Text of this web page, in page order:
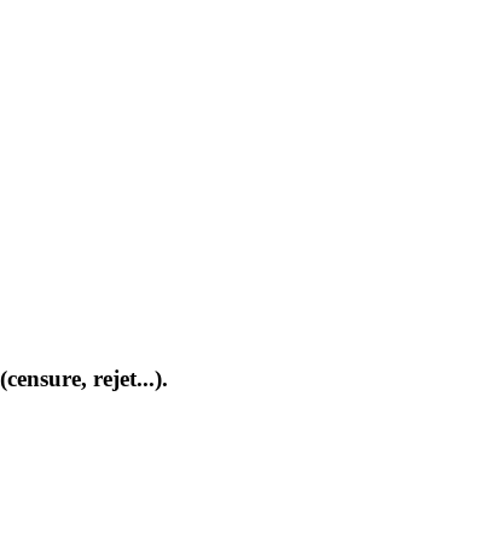
rejet...).